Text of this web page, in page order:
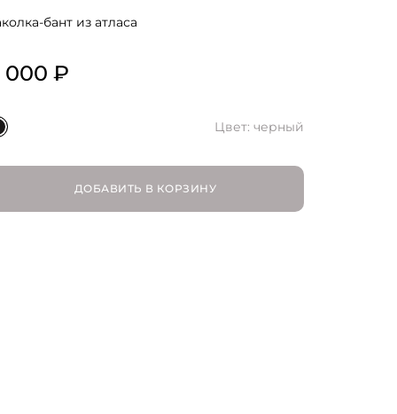
бант из атласа
000 ₽
Цвет: черный
ДОБАВИТЬ В КОРЗИНУ